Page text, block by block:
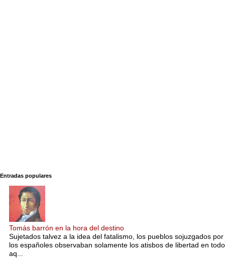
Entradas populares
Tomás barrón en la hora del destino
Sujetados talvez a la idea del fatalismo, los pueblos sojuzgados por
los españoles observaban solamente los atisbos de libertad en todo
aq...